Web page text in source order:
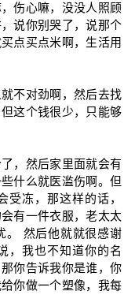
伤心嘛，没没人照顾
说你别哭了，说那个
点买点米啊，生活用
不对劲啊，然后去找
这个钱很少，只能够
，然后家里面就会有
什么就医滥伤啊。但
受冻，那这样的话，
有一件衣服，老太太
。 然后他就就很感谢
，我也不知道你的名
你告诉我你是谁，你
你做一个塑像，我每